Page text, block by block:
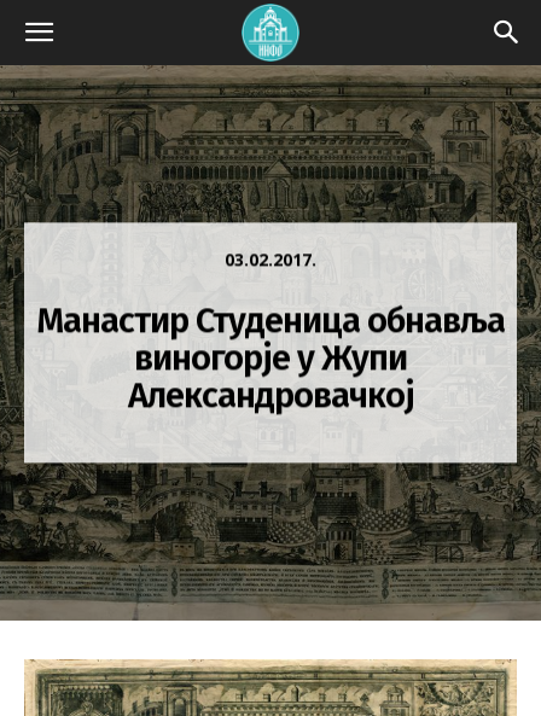
03.02.2017.
Манастир Студеница обнавља
виногорје у Жупи
Александровачкој